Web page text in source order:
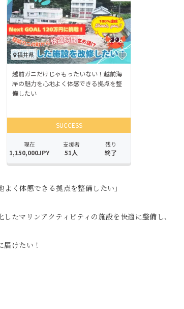
く体感できる拠点を整備したい」
たマリンアクティビティの施設を快適に整備し、
けたい！